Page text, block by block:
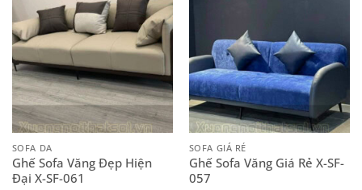
SOFA DA
Ghế Sofa Văng Đẹp Hiện
Đại X-SF-061
SOFA GIÁ RẺ
Ghế Sofa Văng Giá Rẻ X-SF-
057